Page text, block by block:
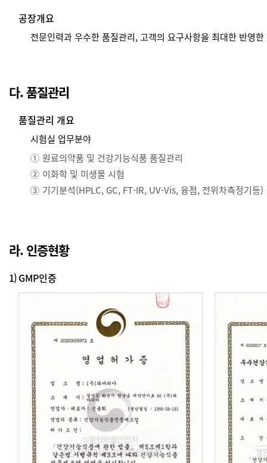
공장개요
전문인력과 우수한 품질관리, 고객의 요구사항을 최대한 반영
다. 품질관리
품질관리 개요
시험실 업무분야
① 원료의약품 및 건강기능식품 품질관리
② 이화학 및 미생물 시험
③ 기기분석(HPLC, GC, FT-IR, UV-Vis, 융점, 전위차측정기등)
라. 인증현황
1)GMP인증